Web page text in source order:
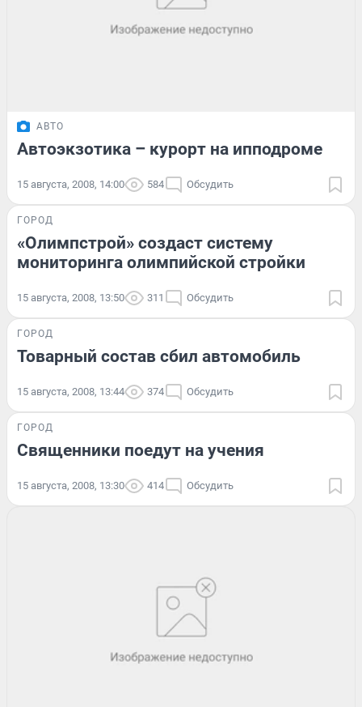
АВТО
Автоэкзотика – курорт на ипподроме
15 августа, 2008, 14:00 584 Обсудить
ГОРОД
«Олимпстрой» создаст систему
мониторинга олимпийской стройки
15 августа, 2008, 13:50 311 Обсудить
ГОРОД
Товарный состав сбил автомобиль
15 августа, 2008, 13:44 374 Обсудить
ГОРОД
Священники поедут на учения
15 августа, 2008, 13:30 414 Обсудить